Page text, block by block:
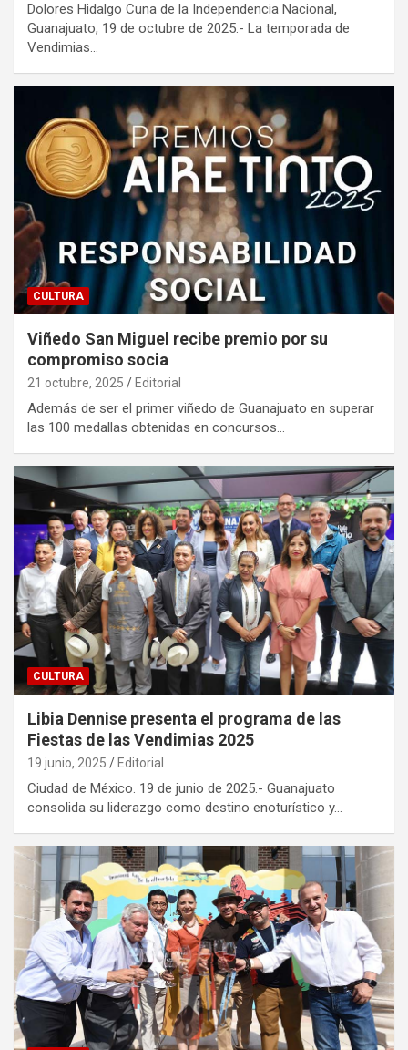
Dolores Hidalgo Cuna de la Independencia Nacional,
Guanajuato, 19 de octubre de 2025.- La temporada de
Vendimias…
CULTURA
Viñedo San Miguel recibe premio por su
compromiso socia
21 octubre, 2025 Editorial
Además de ser el primer viñedo de Guanajuato en superar
las 100 medallas obtenidas en concursos…
CULTURA
Libia Dennise presenta el programa de las
Fiestas de las Vendimias 2025
19 junio, 2025 Editorial
Ciudad de México. 19 de junio de 2025.- Guanajuato
consolida su liderazgo como destino enoturístico y…